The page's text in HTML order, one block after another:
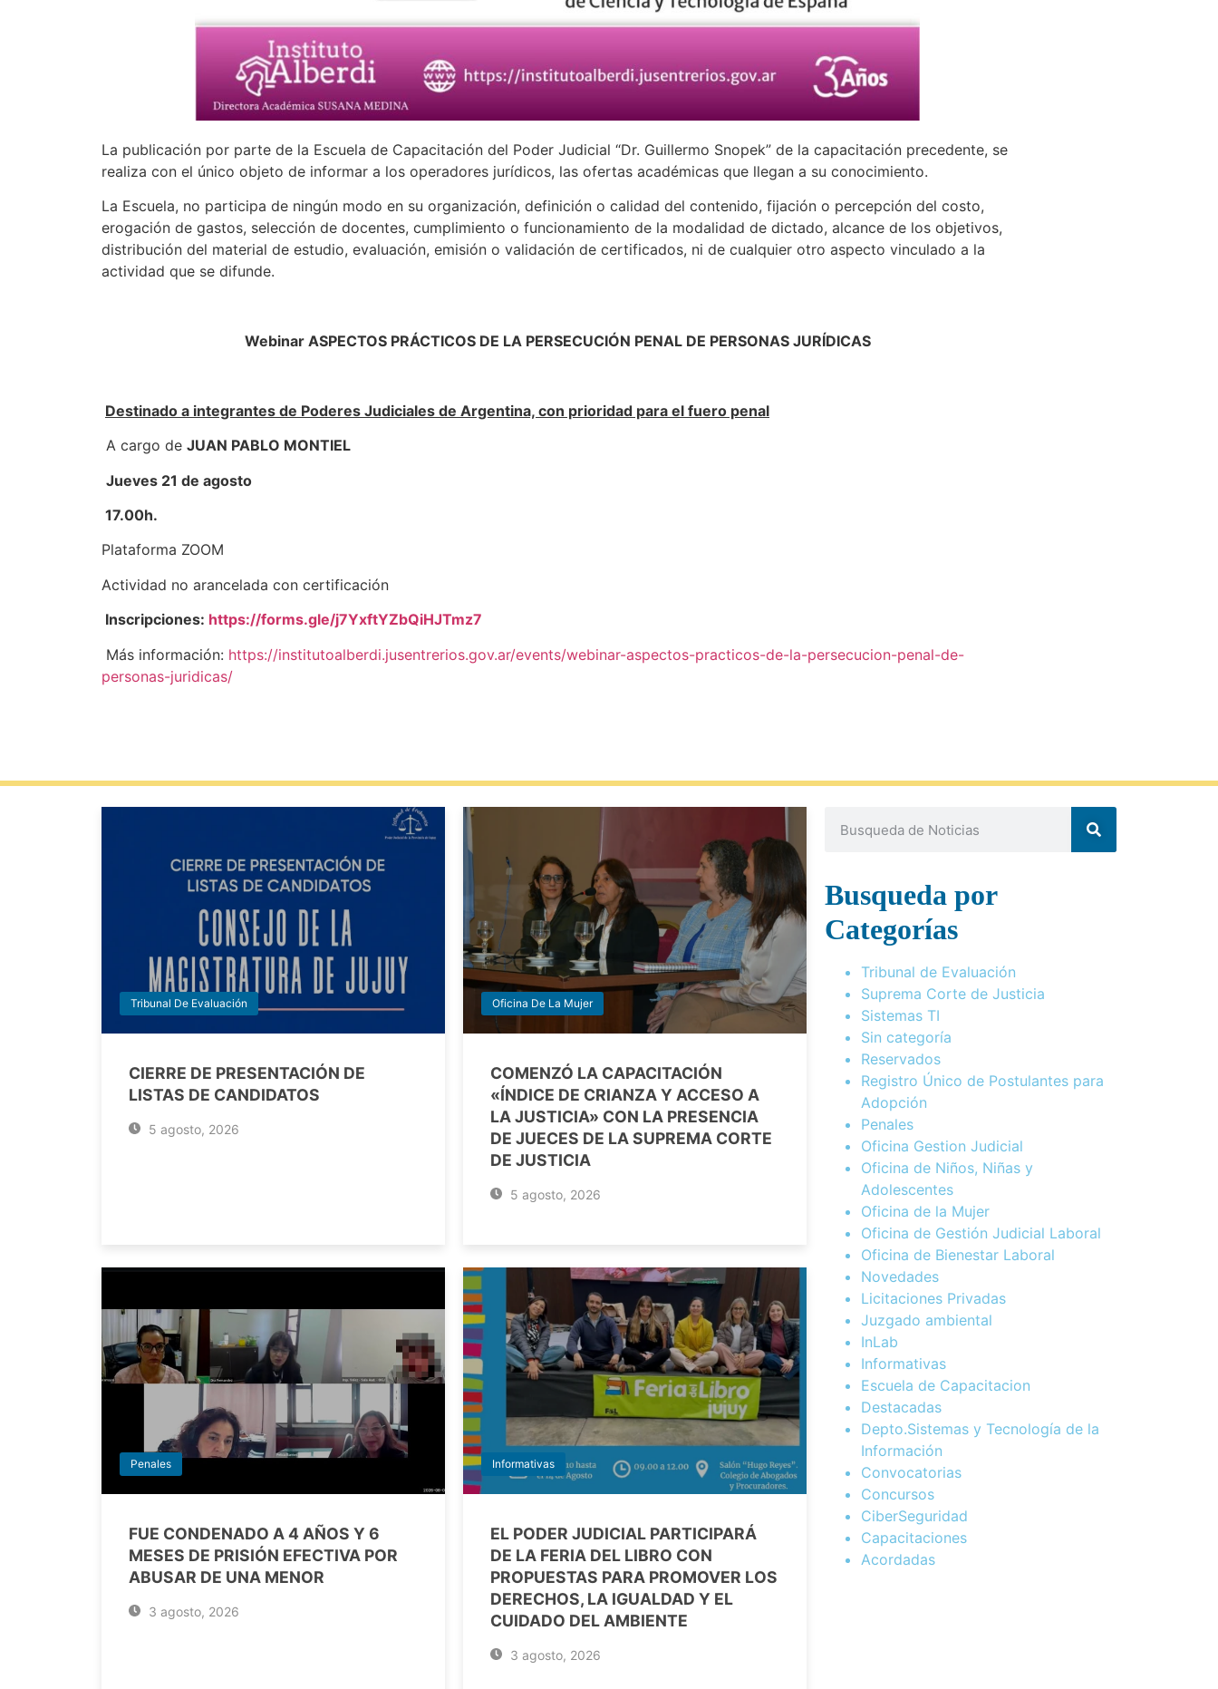
La publicación por parte de la Escuela de Capacitación del Poder Judicial “Dr. Guillermo Snopek” de la capacitación precedente, se
realiza con el único objeto de informar a los operadores jurídicos, las ofertas académicas que llegan a su conocimiento.
La Escuela, no participa de ningún modo en su organización, definición o calidad del contenido, fijación o percepción del costo,
erogación de gastos, selección de docentes, cumplimiento o funcionamiento de la modalidad de dictado, alcance de los objetivos,
distribución del material de estudio, evaluación, emisión o validación de certificados, ni de cualquier otro aspecto vinculado a la
actividad que se difunde.
Webinar ASPECTOS PRÁCTICOS DE LA PERSECUCIÓN PENAL DE PERSONAS JURÍDICAS
Destinado a integrantes de Poderes Judiciales de Argentina, con prioridad para el fuero penal
A cargo de JUAN PABLO MONTIEL
Jueves 21 de agosto
17.00h.
Plataforma ZOOM
Actividad no arancelada con certificación
Inscripciones: https://forms.gle/j7YxftYZbQiHJTmz7
Más información: https://institutoalberdi.jusentrerios.gov.ar/events/webinar-aspectos-practicos-de-la-persecucion-penal-de-
personas-juridicas/
Tribunal De Evaluación
CIERRE DE PRESENTACIÓN DE
LISTAS DE CANDIDATOS
5 agosto, 2026
Oficina De La Mujer
COMENZÓ LA CAPACITACIÓN
«ÍNDICE DE CRIANZA Y ACCESO A
LA JUSTICIA» CON LA PRESENCIA
DE JUECES DE LA SUPREMA CORTE
DE JUSTICIA
5 agosto, 2026
Penales
FUE CONDENADO A 4 AÑOS Y 6
MESES DE PRISIÓN EFECTIVA POR
ABUSAR DE UNA MENOR
3 agosto, 2026
Informativas
EL PODER JUDICIAL PARTICIPARÁ
DE LA FERIA DEL LIBRO CON
PROPUESTAS PARA PROMOVER LOS
DERECHOS, LA IGUALDAD Y EL
CUIDADO DEL AMBIENTE
3 agosto, 2026
Busqueda por
Categorías
Tribunal de Evaluación
Suprema Corte de Justicia
Sistemas TI
Sin categoría
Reservados
Registro Único de Postulantes para
Adopción
Penales
Oficina Gestion Judicial
Oficina de Niños, Niñas y
Adolescentes
Oficina de la Mujer
Oficina de Gestión Judicial Laboral
Oficina de Bienestar Laboral
Novedades
Licitaciones Privadas
Juzgado ambiental
InLab
Informativas
Escuela de Capacitacion
Destacadas
Depto.Sistemas y Tecnología de la
Información
Convocatorias
Concursos
CiberSeguridad
Capacitaciones
Acordadas